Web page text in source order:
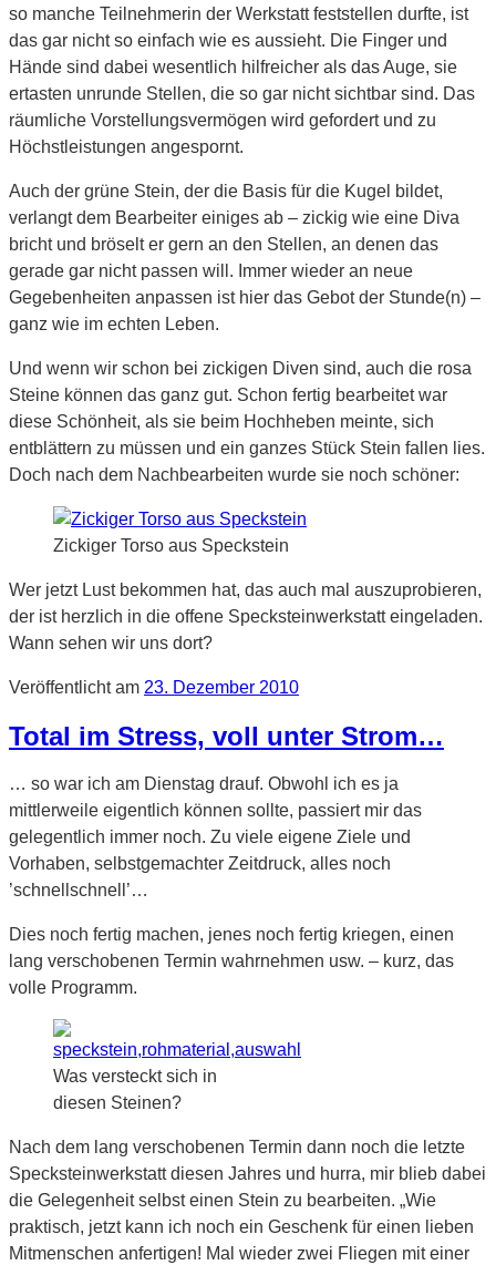
so manche Teilnehmerin der Werkstatt feststellen durfte, ist
das gar nicht so einfach wie es aussieht. Die Finger und
Hände sind dabei wesentlich hilfreicher als das Auge, sie
ertasten unrunde Stellen, die so gar nicht sichtbar sind. Das
räumliche Vorstellungsvermögen wird gefordert und zu
Höchstleistungen angespornt.
Auch der grüne Stein, der die Basis für die Kugel bildet,
verlangt dem Bearbeiter einiges ab – zickig wie eine Diva
bricht und bröselt er gern an den Stellen, an denen das
gerade gar nicht passen will. Immer wieder an neue
Gegebenheiten anpassen ist hier das Gebot der Stunde(n) –
ganz wie im echten Leben.
Und wenn wir schon bei zickigen Diven sind, auch die rosa
Steine können das ganz gut. Schon fertig bearbeitet war
diese Schönheit, als sie beim Hochheben meinte, sich
entblättern zu müssen und ein ganzes Stück Stein fallen lies.
Doch nach dem Nachbearbeiten wurde sie noch schöner:
Zickiger Torso aus Speckstein
Wer jetzt Lust bekommen hat, das auch mal auszuprobieren,
der ist herzlich in die offene Specksteinwerkstatt eingeladen.
Wann sehen wir uns dort?
Veröffentlicht am 23. Dezember 2010
Total im Stress, voll unter Strom…
… so war ich am Dienstag drauf. Obwohl ich es ja
mittlerweile eigentlich können sollte, passiert mir das
gelegentlich immer noch. Zu viele eigene Ziele und
Vorhaben, selbstgemachter Zeitdruck, alles noch
’schnellschnell’…
Dies noch fertig machen, jenes noch fertig kriegen, einen
lang verschobenen Termin wahrnehmen usw. – kurz, das
volle Programm.
Was versteckt sich in
diesen Steinen?
Nach dem lang verschobenen Termin dann noch die letzte
Specksteinwerkstatt diesen Jahres und hurra, mir blieb dabei
die Gelegenheit selbst einen Stein zu bearbeiten. „Wie
praktisch, jetzt kann ich noch ein Geschenk für einen lieben
Mitmenschen anfertigen! Mal wieder zwei Fliegen mit einer